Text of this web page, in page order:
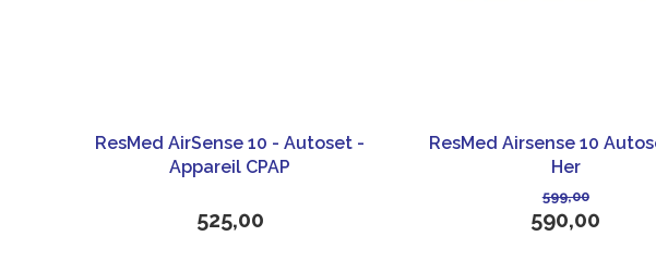
ResMed AirSense 10 - Autoset -
Appareil CPAP
525,00
ResMed Airsense 10
Her
599,00
590,00